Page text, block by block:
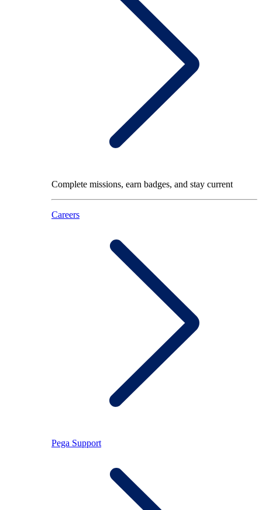
Complete missions, earn badges, and stay current
Careers
Pega Support